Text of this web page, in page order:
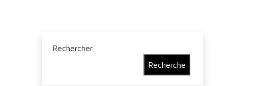
Rechercher
Recherche